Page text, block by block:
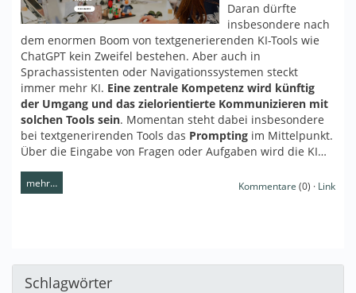
Daran dürfte
insbesondere nach
dem enormen Boom von textgenerierenden KI-Tools wie
ChatGPT kein Zweifel bestehen. Aber auch in
Sprachassistenten oder Navigationssystemen steckt
immer mehr KI. Eine zentrale Kompetenz wird künftig
der Umgang und das zielorientierte Kommunizieren mit
solchen Tools sein. Momentan steht dabei insbesondere
bei textgenerirenden Tools das Prompting im Mittelpunkt.
Über die Eingabe von Fragen oder Aufgaben wird die KI…
mehr… Kommentare (0) · Link
Schlagwörter